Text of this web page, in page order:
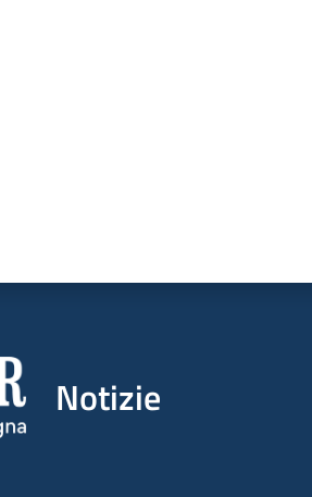
Notizie